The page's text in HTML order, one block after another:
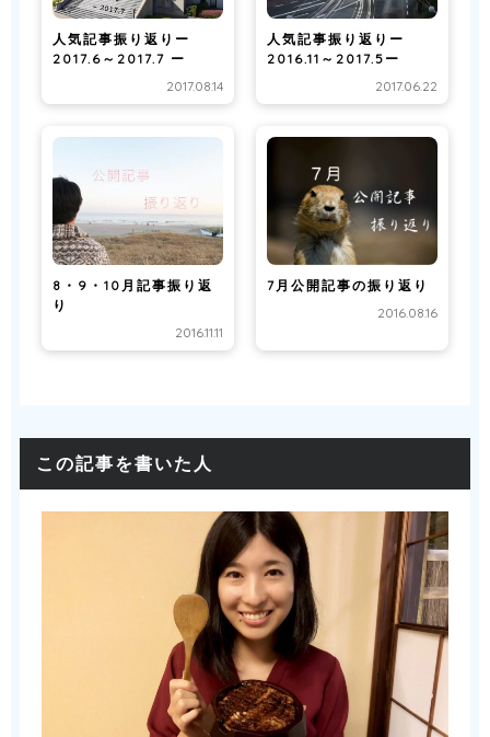
人気記事振り返りー
2017.6～2017.7 ー
2017.08.14
人気記事振り返りー
2016.11～2017.5ー
2017.06.22
8・9・10月記事振り返
り
2016.11.11
7月公開記事の振り返り
2016.08.16
この記事を書いた人